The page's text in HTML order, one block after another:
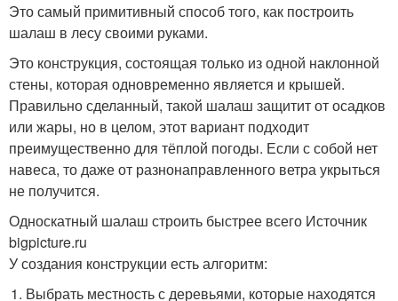
Это самый примитивный способ того, как построить
шалаш в лесу своими руками.
Это конструкция, состоящая только из одной наклонной
стены, которая одновременно является и крышей.
Правильно сделанный, такой шалаш защитит от осадков
или жары, но в целом, этот вариант подходит
преимущественно для тёплой погоды. Если с собой нет
навеса, то даже от разнонаправленного ветра укрыться
не получится.
Односкатный шалаш строить быстрее всего Источник
bigpicture.ru
У создания конструкции есть алгоритм:
Выбрать местность с деревьями, которые находятся